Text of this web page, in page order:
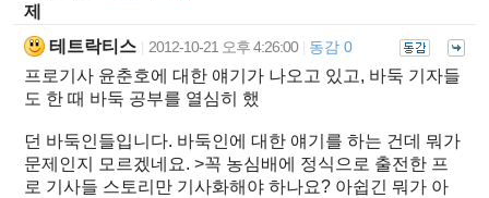
제
테트락티스 2012-10-21 오후 4:26:00 동감 0
프로기사 윤춘호에 대한 얘기가 나오고 있고, 바둑 기자들
도 한 때 바둑 공부를 열심히 했
던 바둑인들입니다. 바둑인에 대한 얘기를 하는 건데 뭐가
문제인지 모르겠네요. >꼭 농심배에 정식으로 출전한 프
로 기사들 스토리만 기사화해야 하나요? 아쉽긴 뭐가 아